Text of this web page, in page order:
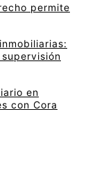
permite
en
con Cora